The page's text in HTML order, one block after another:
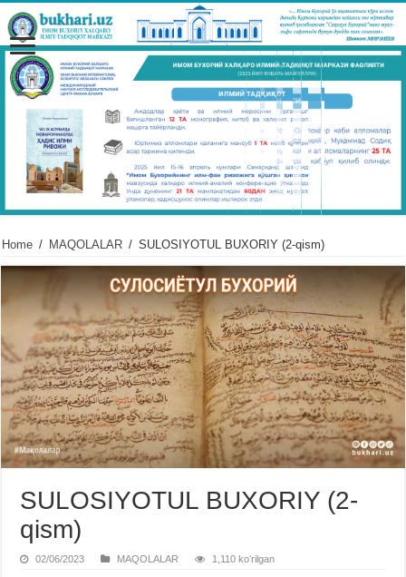
Home / MAQOLALAR / SULOSIYOTUL BUXORIY (2-qism)
SULOSIYOTUL BUXORIY (2-
qism)
02/06/2023 MAQOLALAR 1,110 koʻrilgan